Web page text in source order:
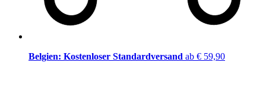
Belgien: Kostenloser Standardversand ab € 59,90